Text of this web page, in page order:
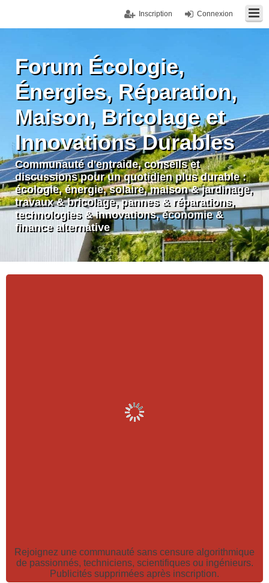
Connexion
Inscription
Forum Écologie,
Énergies, Réparation,
Maison, Bricolage et
Innovations Durables
Communauté d'entraide, conseils et
discussions pour un quotidien plus durable :
écologie, énergie, solaire, maison & jardinage,
travaux & bricolage, pannes & réparations,
technologies & innovations, économie &
finance alternative
Rejoignez une communauté sans censure algorithmique
de passionnés, techniciens, scientifiques ou ingénieurs.
Publicités supprimées après inscription.